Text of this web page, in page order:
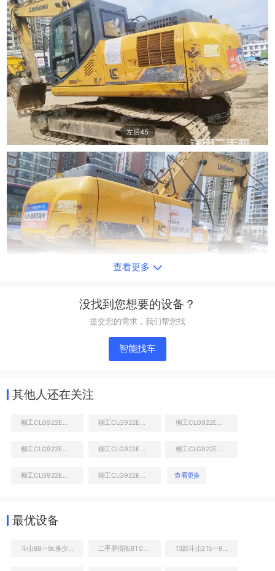
左后45
右前45
查看更多
没找到您想要的设备？
提交您的需求，我们帮您找
智能找车
其他人还在关注
柳工CLG922E挖掘机 柳工CLG922E挖掘机 柳工CLG922E挖掘机
柳工CLG922E挖掘机 柳工CLG922E挖掘机 柳工CLG922E挖掘机
柳工CLG922E挖掘机 柳工CLG922E挖掘机 查看更多
最优设备
斗山88一9c多少钱